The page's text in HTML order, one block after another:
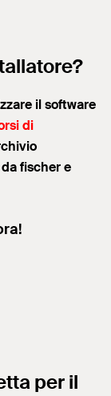
il software
di
fischer e
per il